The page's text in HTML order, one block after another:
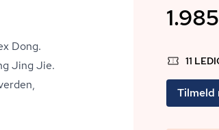
Dong.
Jing Jie.
11
Tilmeld